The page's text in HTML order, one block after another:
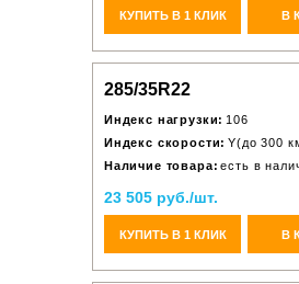
КУПИТЬ В 1 КЛИК В
285/35R22
Индекс нагрузки: 106
Индекс скорости: Y(до 300
Наличие товара: есть в
23 505 руб./шт.
КУПИТЬ В 1 КЛИК В